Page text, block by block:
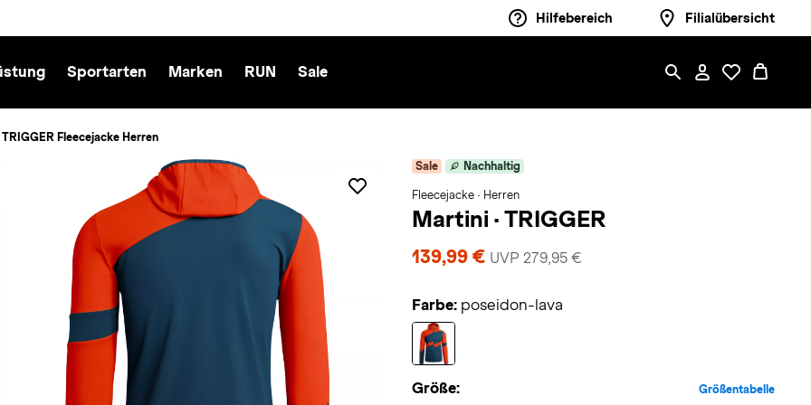
Hilfebereich Filialübersicht
Sportarten Marken RUN Sale
Fleecejacke Herren
Sale Nachhaltig
Fleecejacke · Herren
Martini · TRIGGER
139,99 € UVP 279,95 €
Farbe: poseidon-lava
Größe: Größentabelle